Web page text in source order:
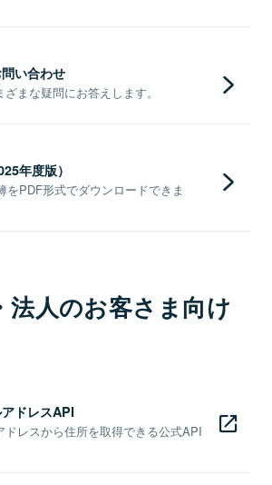
い合わせ
まな疑問にお答えします。
年度版）
をPDF形式でダウンロードできま
法人のお客さま向け
ドレスAPI
レスから住所を取得できる公式API